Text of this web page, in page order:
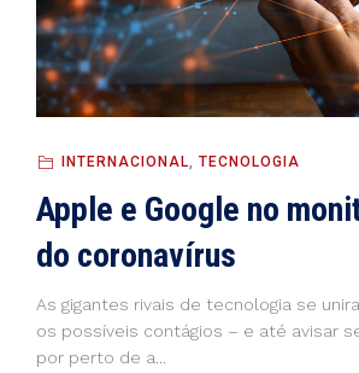
INTERNACIONAL TECNOLOGIA
Apple e Google no
do coronavírus
As gigantes rivais de tecnologia se
os possíveis contágios – e até avisar
por perto de a...